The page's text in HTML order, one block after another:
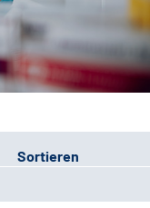
Sortieren